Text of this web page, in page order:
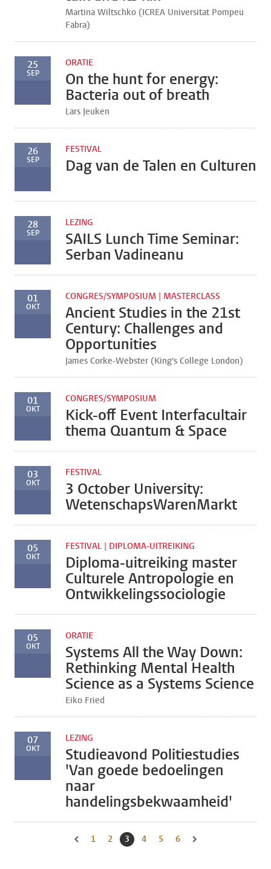
Martina Wiltschko (ICREA Universitat Pompeu
Fabra)
25
SEP
ORATIE
On the hunt for energy:
Bacteria out of breath
Lars Jeuken
26
SEP
FESTIVAL
Dag van de Talen en Culturen
28
SEP
LEZING
SAILS Lunch Time Seminar:
Serban Vadineanu
01
OKT
CONGRES/SYMPOSIUM | MASTERCLASS
Ancient Studies in the 21st
Century: Challenges and
Opportunities
James Corke-Webster (King's College London)
01
OKT
CONGRES/SYMPOSIUM
Kick-off Event Interfacultair
thema Quantum & Space
03
OKT
FESTIVAL
3 October University:
WetenschapsWarenMarkt
05
OKT
FESTIVAL | DIPLOMA-UITREIKING
Diploma-uitreiking master
Culturele Antropologie en
Ontwikkelingssociologie
05
OKT
ORATIE
Systems All the Way Down:
Rethinking Mental Health
Science as a Systems Science
Eiko Fried
07
OKT
LEZING
Studieavond Politiestudies
'Van goede bedoelingen
naar
handelingsbekwaamheid'
Naar vorige pagina, pagina 2
Naar pagina
1 Naar pagina
2 Huidige pagina, pagina
3 Naar pagina
4 Naar pagina
5 Naar pagina
6